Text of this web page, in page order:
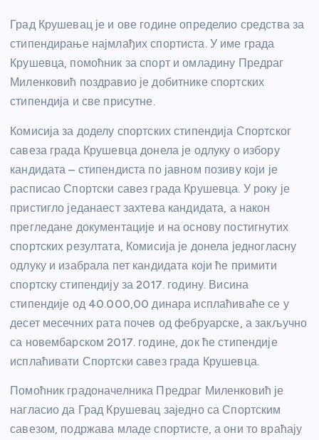
Град Крушевац је и ове године определио средства за
стипендирање најмлађих спортиста. У име града
Крушевца, помоћник за спорт и омладину Предраг
Миленковић поздравио је добитнике спортских
стипендија и све присутне.
Комисија за доделу спортских стипендија Спортског
савеза града Крушевца донела је одлуку о избору
кандидата – стипендиста по јавном позиву који је
расписао Спортски савез града Крушевца. У року је
пристигло једанаест захтева кандидата, а након
прегледане документације и на основу постигнутих
спортских резултата, Комисија је донела једногласну
одлуку и изабрала пет кандидата који ће примити
спортску стипендију за 2017. годину. Висина
стипендије од 40.000,00 динара исплаћиваће се у
десет месечних рата почев од фебруарске, а закључно
са новембарском 2017. године, док ће стипендије
исплаћивати Спортски савез града Крушевца.
Помоћник градоначелника Предраг Миленковић је
нагласио да Град Крушевац заједно са Спортским
савезом, подржава младе спортисте, а они то враћају